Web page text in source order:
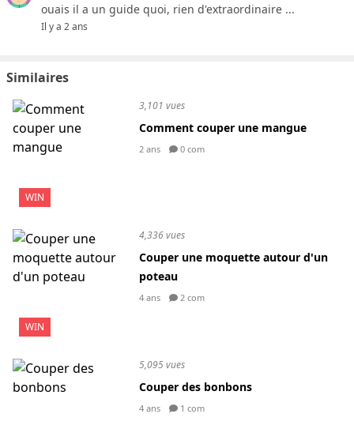
ouais il a un guide quoi, rien d'extraordinaire ...
Il y a 2 ans
Similaires
WIN
3,101 vues
Comment couper une mangue
2 ans 0 com
WIN
4,336 vues
Couper une moquette autour d'un
poteau
4 ans 2 com
5,095 vues
Couper des bonbons
4 ans 1 com